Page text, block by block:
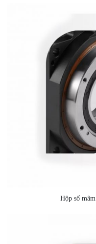
Hộp số